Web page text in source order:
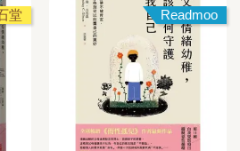
堂 Readmoo